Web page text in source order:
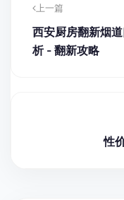
上一篇
西安厨房翻新烟
析 - 翻新攻略
性